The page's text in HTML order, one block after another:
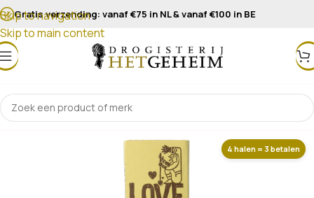
Skip to navigation
Skip to main content
Gratis verzending: vanaf €75 in NL & vanaf €100 in BE
4 halen = 3 betalen